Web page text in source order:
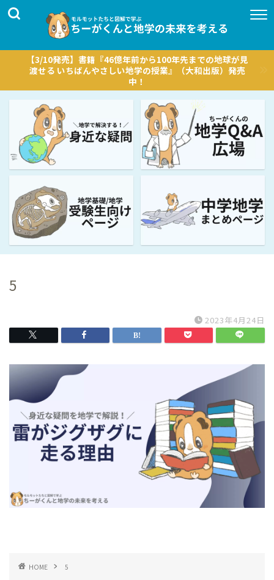
【3/10発売】書籍『46億年前から100年先までの地球が見
渡せる いちばんやさしい地学の授業』（大和出版）発売
中！
5
2023年4月24日
HOME 5